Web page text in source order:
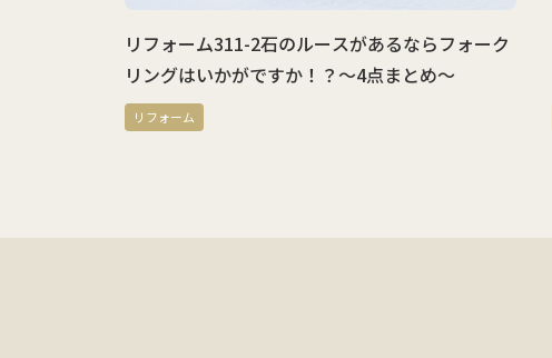
リフォーム311-2石のルースがあるならフォーク
リングはいかがですか！？～4点まとめ～
リフォーム